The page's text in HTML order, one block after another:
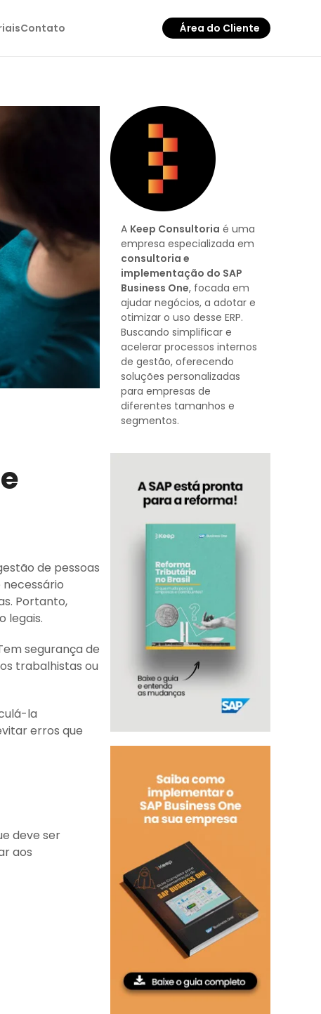
Contato Área do Cliente
de pessoas
Portanto,
legais.
segurança de
trabalhistas ou
la
erros que
deve ser
aos
A Keep Consultoria é uma
empresa especializada em
consultoria e
implementação do SAP
Business One, focada em
ajudar negócios, a adotar e
otimizar o uso desse ERP.
Buscando simplificar e
acelerar processos internos
de gestão, oferecendo
soluções personalizadas
para empresas de
diferentes tamanhos e
segmentos.